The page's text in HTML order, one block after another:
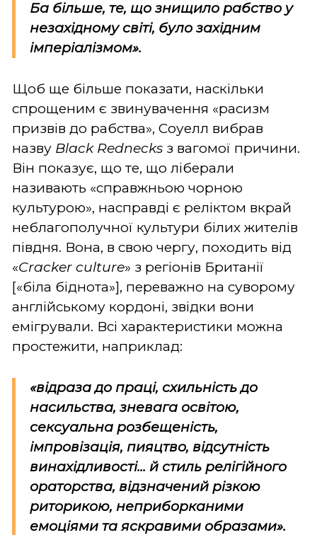
Ба більше, те, що знищило рабство у
незахідному світі, було західним
імперіалізмом».
Щоб ще більше показати, наскільки
спрощеним є звинувачення «расизм
призвів до рабства», Соуелл вибрав
назву BlackRednecks з вагомої причини.
Він показує, що те, що ліберали
називають «справжньою чорною
культурою», насправді є реліктом вкрай
неблагополучної культури білих жителів
півдня. Вона, в свою чергу, походить від
«Cracker culture» з регіонів Британії
[«біла біднота»], переважно на суворому
англійському кордоні, звідки вони
емігрували. Всі характеристики можна
простежити, наприклад:
«відраза до праці, схильність до
насильства, зневага освітою,
сексуальна розбещеність,
імпровізація, пияцтво, відсутність
винахідливості... й стиль релігійного
ораторства, відзначений різкою
риторикою, неприборканими
емоціями та яскравими образами».